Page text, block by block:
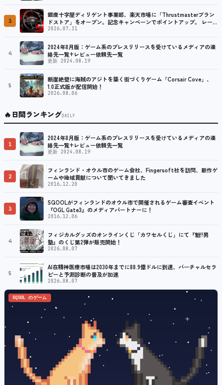
3
銀座十字屋ディリゲント事業部、楽天市場に「Thrustmasterブラン
ドストア」をオープン。記念キャンペーンでポイントアップ。 レーシ
ング／フライトシム向けコントローラーを中心に、幅広くラインナッ
2026.07.31
4
2024年8月版：ゲーム系のプレスリリースを受けているメディアの連
絡先一覧+レビュー依頼先一覧
更新 2024.08.19
5
断崖絶壁に海賊のアジトを築く街づくりゲーム「Corsair Cove」、
1.0正式版が配信開始！
2026.08.06
🔥日間ランキングDAILY
1
2024年8月版：ゲーム系のプレスリリースを受けているメディアの連
絡先一覧+レビュー依頼先一覧
更新 2024.08.19
2
フィンランド・オウル市のゲーム会社、Fingersoft社を訪問、新作ゲ
ームや地域貢献について聞いてきました
2016.12.20
3
SQOOLがフィンランドのオウル市で開催されるゲーム審査イベント
『OGL Gate3』のメディアパートナーに！
2016.12.06
4
フィジカルグッズのオンラインくじ「カワセルくじ」にて『魁!!男
塾』のくじ第2弾が販売開始！
2026.08.07
5
AI在精神医療市場は2030年までに88.9億ドルに到達、バーチャルセラ
ピーと予測診断の普及が加速
2026.08.07
SQOOL のゲーム